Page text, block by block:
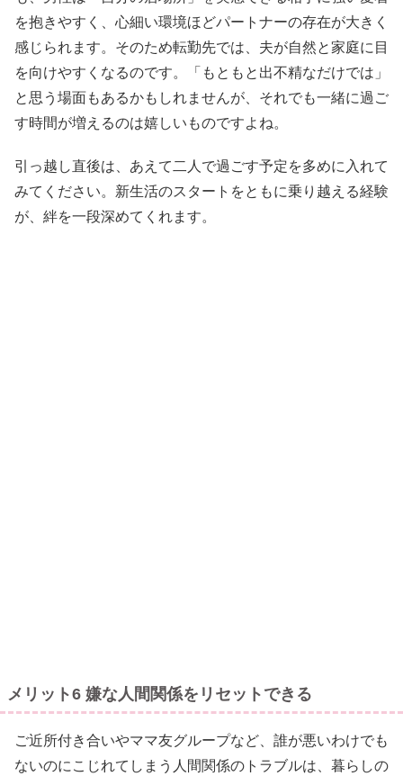
を抱きやすく、心細い環境ほどパートナーの存在が大きく
感じられます。そのため転勤先では、夫が自然と家庭に目
を向けやすくなるのです。「もともと出不精なだけでは」
と思う場面もあるかもしれませんが、それでも一緒に過ご
す時間が増えるのは嬉しいものですよね。
引っ越し直後は、あえて二人で過ごす予定を多めに入れて
みてください。新生活のスタートをともに乗り越える経験
が、絆を一段深めてくれます。
メリット6 嫌な人間関係をリセットできる
ご近所付き合いやママ友グループなど、誰が悪いわけでも
ないのにこじれてしまう人間関係のトラブルは、暮らしの